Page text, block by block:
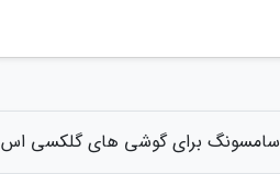
سامسونگ برای گوشی های گلکسی اس 21 از باتری های چینی استفاده می کند